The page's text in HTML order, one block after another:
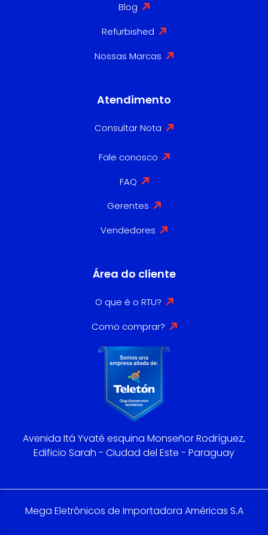
Blog
Refurbished
Nossas Marcas
Atendimento
Consultar Nota
Fale conosco
FAQ
Gerentes
Vendedores
Área do cliente
O que é o RTU?
Como comprar?
Avenida Itá Yvaté esquina Monseñor Rodríguez,
Edificio Sarah - Ciudad del Este - Paraguay
Mega Eletrônicos de Importadora Américas S.A